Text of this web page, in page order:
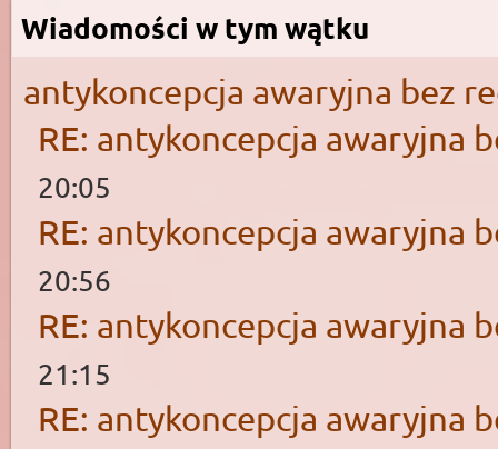
Wiadomości w tym wątku
antykoncepcja awaryjna bez
RE: antykoncepcja awaryjna
20:05
RE: antykoncepcja awaryjna
20:56
RE: antykoncepcja awaryjna
21:15
RE: antykoncepcja awaryjna